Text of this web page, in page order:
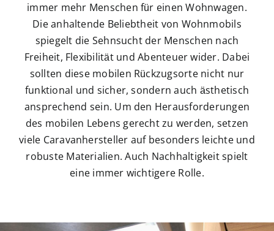
immer mehr Menschen für einen Wohnwagen.
Die anhaltende Beliebtheit von Wohnmobils
spiegelt die Sehnsucht der Menschen nach
Freiheit, Flexibilität und Abenteuer wider. Dabei
sollten diese mobilen Rückzugsorte nicht nur
funktional und sicher, sondern auch ästhetisch
ansprechend sein. Um den Herausforderungen
des mobilen Lebens gerecht zu werden, setzen
viele Caravanhersteller auf besonders leichte und
robuste Materialien. Auch Nachhaltigkeit spielt
eine immer wichtigere Rolle.